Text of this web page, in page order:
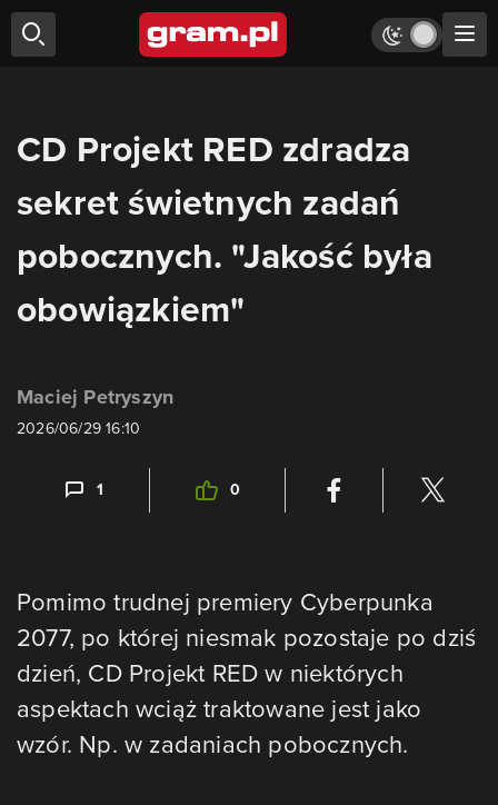
CD Projekt RED zdradza
sekret świetnych zadań
pobocznych. "Jakość była
obowiązkiem"
Maciej Petryszyn
2026/06/29 16:10
1 0
Pomimo trudnej premiery Cyberpunka
2077, po której niesmak pozostaje po dziś
dzień, CD Projekt RED w niektórych
aspektach wciąż traktowane jest jako
wzór. Np. w zadaniach pobocznych.